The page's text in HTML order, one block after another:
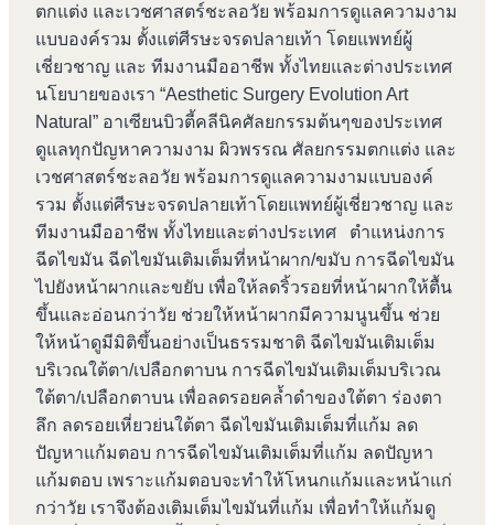
ตกแต่ง และเวชศาสตร์ชะลอวัย พร้อมการดูแลความงาม
แบบองค์รวม ตั้งแต่ศีรษะจรดปลายเท้า โดยแพทย์ผู้
เชี่ยวชาญ และ ทีมงานมืออาชีพ ทั้งไทยและต่างประเทศ
นโยบายของเรา “Aesthetic Surgery Evolution Art
Natural” อาเซียนบิวตี้คลีนิคศัลยกรรมต้นๆของประเทศ
ดูแลทุกปัญหาความงาม ผิวพรรณ ศัลยกรรมตกแต่ง และ
เวชศาสตร์ชะลอวัย พร้อมการดูแลความงามแบบองค์
รวม ตั้งแต่ศีรษะจรดปลายเท้าโดยแพทย์ผู้เชี่ยวชาญ และ
ทีมงานมืออาชีพ ทั้งไทยและต่างประเทศ ตำแหน่งการ
ฉีดไขมัน ฉีดไขมันเติมเต็มที่หน้าผาก/ขมับ การฉีดไขมัน
ไปยังหน้าผากและขยับ เพื่อให้ลดริ้วรอยที่หน้าผากให้ตื้น
ขึ้นและอ่อนกว่าวัย ช่วยให้หน้าผากมีความนูนขึ้น ช่วย
ให้หน้าดูมีมิติขึ้นอย่างเป็นธรรมชาติ ฉีดไขมันเติมเต็ม
บริเวณใต้ตา/เปลือกตาบน การฉีดไขมันเติมเต็มบริเวณ
ใต้ตา/เปลือกตาบน เพื่อลดรอยคล้ำดำของใต้ตา ร่องตา
ลึก ลดรอยเหี่ยวย่นใต้ตา ฉีดไขมันเติมเต็มที่แก้ม ลด
ปัญหาแก้มตอบ การฉีดไขมันเติมเต็มที่แก้ม ลดปัญหา
แก้มตอบ เพราะแก้มตอบจะทำให้โหนกแก้มและหน้าแก่
กว่าวัย เราจึงต้องเติมเต็มไขมันที่แก้ม เพื่อทำให้แก้มดู